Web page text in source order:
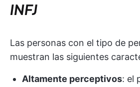
INFJ
Las personas con el tipo de
muestran las siguientes
Altamente perceptivos: el